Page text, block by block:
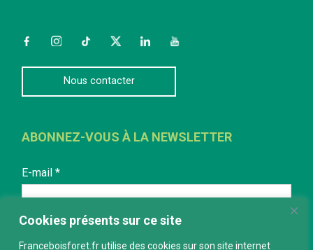
Cookies présents sur ce site
Franceboisforet.fr utilise des cookies sur son site internet
FacebookInstagramTikTokTwitterLinkedInYouTube
Nous contacter
ABONNEZ-VOUS À LA NEWSLETTER
E-mail *